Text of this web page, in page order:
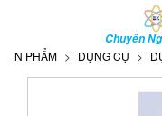
Chuyên
GIỚI THIỆU
PHẨM DỤNG CỤ